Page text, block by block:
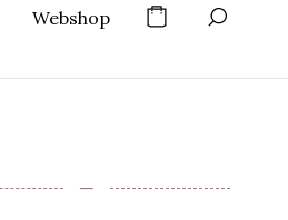
Webshop
‒